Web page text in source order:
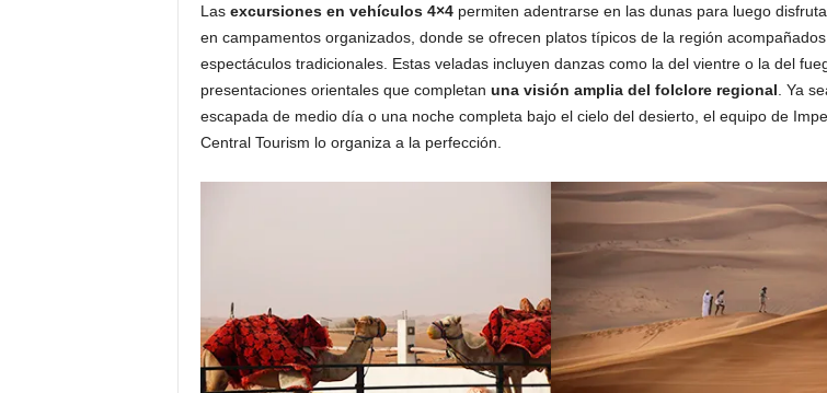
Las excursiones en vehículos 4×4permiten adentrarse en las dunas para luego
en campamentos organizados, donde se ofrecen platos típicos de la región
espectáculos tradicionales. Estas veladas incluyen danzas como la del vientre o la del
presentaciones orientales que completan una visión amplia del folclore regional . Ya
escapada de medio día o una noche completa bajo el cielo del desierto, el equipo de
Central Tourism lo organiza a la perfección.